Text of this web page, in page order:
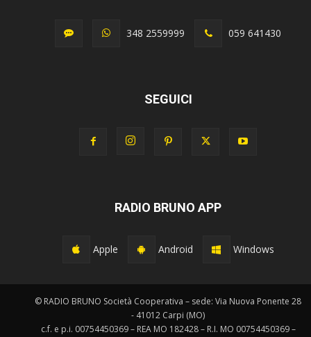
348 2559999 059 641430
SEGUICI
RADIO BRUNO APP
Apple Android Windows
© RADIO BRUNO Società Cooperativa – sede: Via Nuova Ponente 28
- 41012 Carpi (MO)
c.f. e p.i. 00754450369 – REA MO 182428 – R.I. MO 00754450369 –